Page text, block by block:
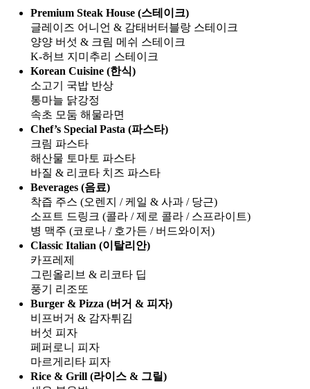
Premium Steak House (스테이크)
글레이즈 어니언 & 감태버터블랑 스테이크
양양 버섯 & 크림 메쉬 스테이크
K-허브 지미추리 스테이크
Korean Cuisine (한식)
소고기 국밥 반상
통마늘 닭강정
속초 모둠 해물라면
Chef’s Special Pasta (파스타)
크림 파스타
해산물 토마토 파스타
바질 & 리코타 치즈 파스타
Beverages (음료)
착즙 주스 (오렌지 / 케일 & 사과 / 당근)
소프트 드링크 (콜라 / 제로 콜라 / 스프라이트)
병 맥주 (코로나 / 호가든 / 버드와이저)
Classic Italian (이탈리안)
카프레제
그린올리브 & 리코타 딥
풍기 리조또
Burger & Pizza (버거 & 피자)
비프버거 & 감자튀김
버섯 피자
페퍼로니 피자
마르게리타 피자
Rice & Grill (라이스 & 그릴)